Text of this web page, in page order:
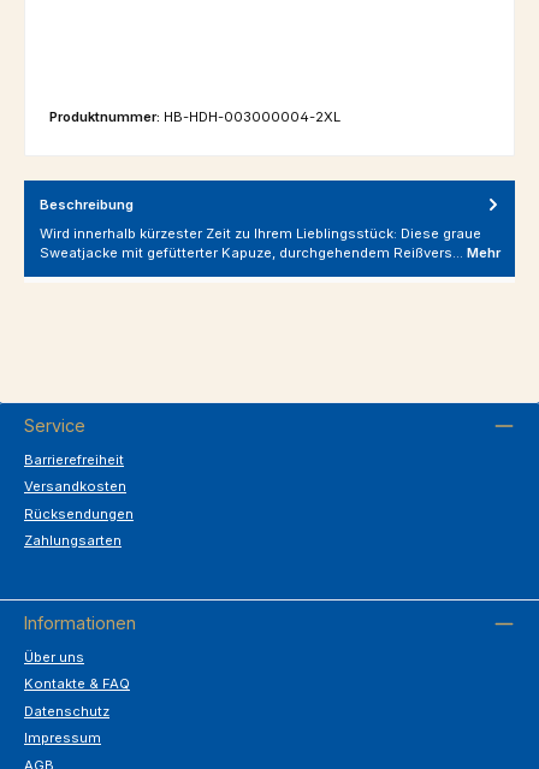
Produktnummer: HB-HDH-003000004-2XL
Beschreibung
Wird innerhalb kürzester Zeit zu Ihrem Lieblingsstück: Diese graue
Sweatjacke mit gefütterter Kapuze, durchgehendem Reißvers… Mehr
Service
Barrierefreiheit
Versandkosten
Rücksendungen
Zahlungsarten
Informationen
Über uns
Kontakte & FAQ
Datenschutz
Impressum
AGB